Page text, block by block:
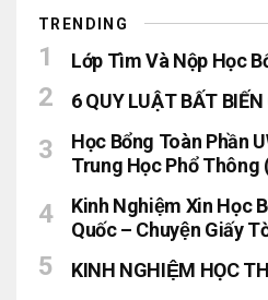
TRENDING
Lớp Tìm Và Nộp Học
6 QUY LUẬT BẤT
Học Bổng Toàn Phần
Trung Học Phổ Thông
Kinh Nghiệm Xin Học
Quốc – Chuyện Giấy
KINH NGHIỆM HỌC